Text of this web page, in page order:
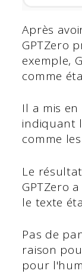
Après
GPTZero
exemple,
comme
Il a mis
indiquant
comme
Le
GPTZero
le texte
Pas de
raison
pour